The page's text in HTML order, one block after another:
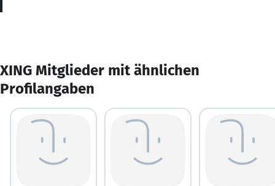
XING Mitglieder mit ähnlichen
Profilangaben